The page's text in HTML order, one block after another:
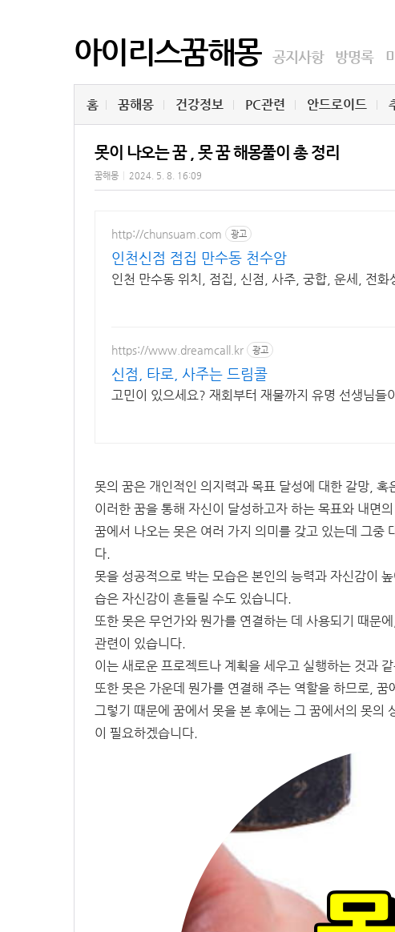
아이리스꿈해몽 공지사항 방명록
홈 꿈해몽 건강정보 PC관련 안드로이드
못이 나오는 꿈 , 못 꿈 해몽풀이 총 정리
꿈해몽 2024. 5. 8. 16:09
http://chunsuam.com 광고
인천신점 점집 만수동 천수암
인천 만수동 위치, 점집, 신점, 사주, 궁합, 운세, 전화
https://www.dreamcall.kr 광고
신점, 타로, 사주는 드림콜
고민이 있으세요? 재회부터 재물까지 유명 선생님들
못의 꿈은 개인적인 의지력과 목표 달성에 대한 갈망,
이러한 꿈을 통해 자신이 달성하고자 하는 목표와 내면
꿈에서 나오는 못은 여러 가지 의미를 갖고 있는데 그중
다.
못을 성공적으로 박는 모습은 본인의 능력과 자신감이
습은 자신감이 흔들릴 수도 있습니다.
또한 못은 무언가와 뭔가를 연결하는 데 사용되기 때문
관련이 있습니다.
이는 새로운 프로젝트나 계획을 세우고 실행하는 것과
또한 못은 가운데 뭔가를 연결해 주는 역할을 하므로,
그렇기 때문에 꿈에서 못을 본 후에는 그 꿈에서의 못의
이 필요하겠습니다.